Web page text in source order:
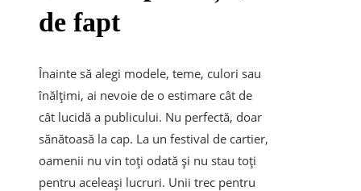
de fapt
Înainte să alegi modele, teme, culori sau
înălțimi, ai nevoie de o estimare cât de
cât lucidă a publicului. Nu perfectă, doar
sănătoasă la cap. La un festival de cartier,
oamenii nu vin toți odată și nu stau toți
pentru aceleași lucruri. Unii trec pentru